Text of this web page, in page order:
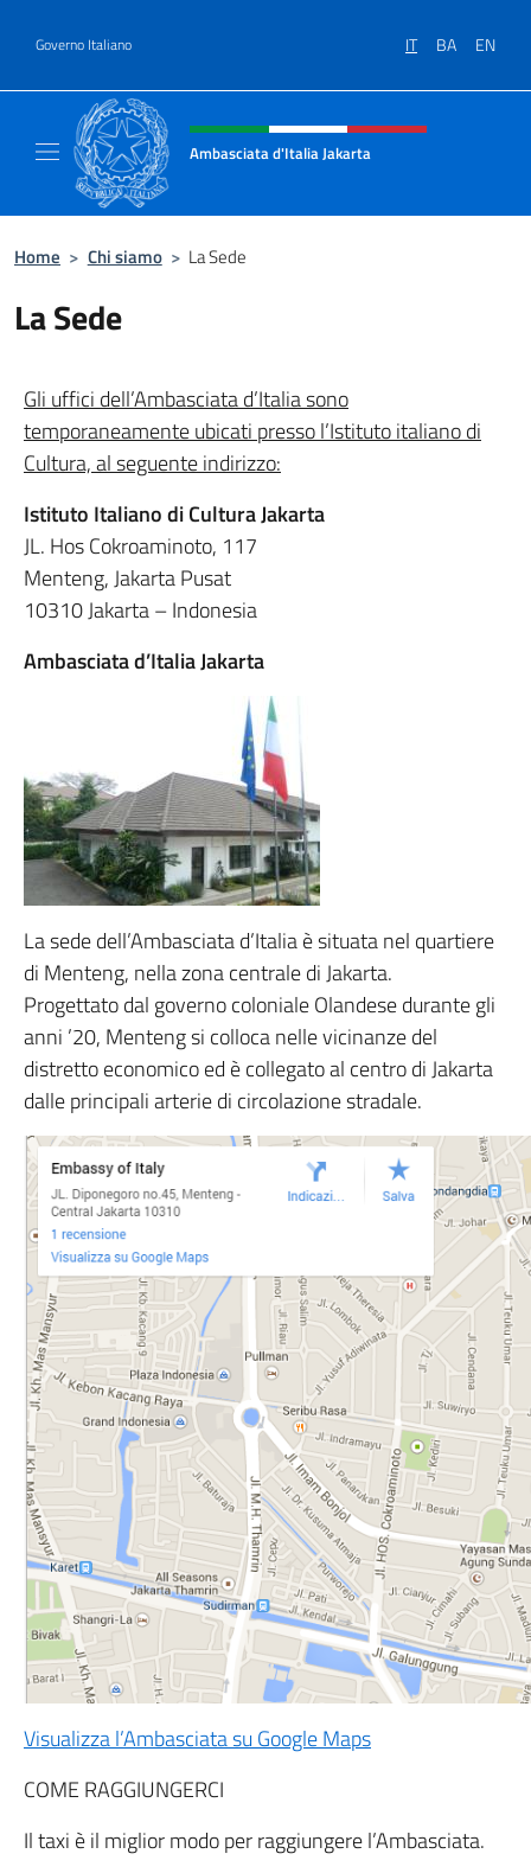
Governo Italiano IT BA EN
Intestazione sito, social e menù
Ambasciata d'Italia Jakarta
Home > Chi siamo > La Sede
La Sede
Gli uffici dell’Ambasciata d’Italia sono
temporaneamente ubicati presso l’Istituto italiano di
Cultura, al seguente indirizzo:
Istituto Italiano di Cultura Jakarta
JL. Hos Cokroaminoto, 117
Menteng, Jakarta Pusat
10310 Jakarta – Indonesia
Ambasciata d’Italia Jakarta
La sede dell’Ambasciata d’Italia è situata nel quartiere
di Menteng, nella zona centrale di Jakarta.
Progettato dal governo coloniale Olandese durante gli
anni ’20, Menteng si colloca nelle vicinanze del
distretto economico ed è collegato al centro di Jakarta
dalle principali arterie di circolazione stradale.
Visualizza l’Ambasciata su Google Maps
COME RAGGIUNGERCI
Il taxi è il miglior modo per raggiungere l’Ambasciata.